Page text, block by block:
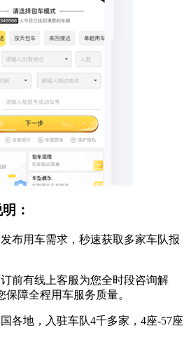
：
用车需求，秒速获取多家车队报
有线上客服为您全时段咨询解
障全程用车服务质量。
地，入驻车队4千多家，4座-57座